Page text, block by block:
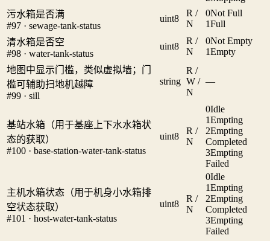
污水箱是否满
#97 · sewage-tank-status
uint8
R /
N
0Not Full
1Full
清水箱是否空
#98 · water-tank-status
uint8
R /
N
0Not Empty
1Empty
地图中显示门槛，类似虚拟墙；门
槛可辅助扫地机越障
#99 · sill
string
R /
W /
N
—
基站水箱（用于基座上下水水箱状
态的获取）
#100 · base-station-water-tank-status
uint8
R /
N
0Idle
1Empting
2Empting
Completed
3Empting
Failed
主机水箱状态（用于机身小水箱排
空状态获取）
#101 · host-water-tank-status
uint8
R /
N
0Idle
1Empting
2Empting
Completed
3Empting
Failed